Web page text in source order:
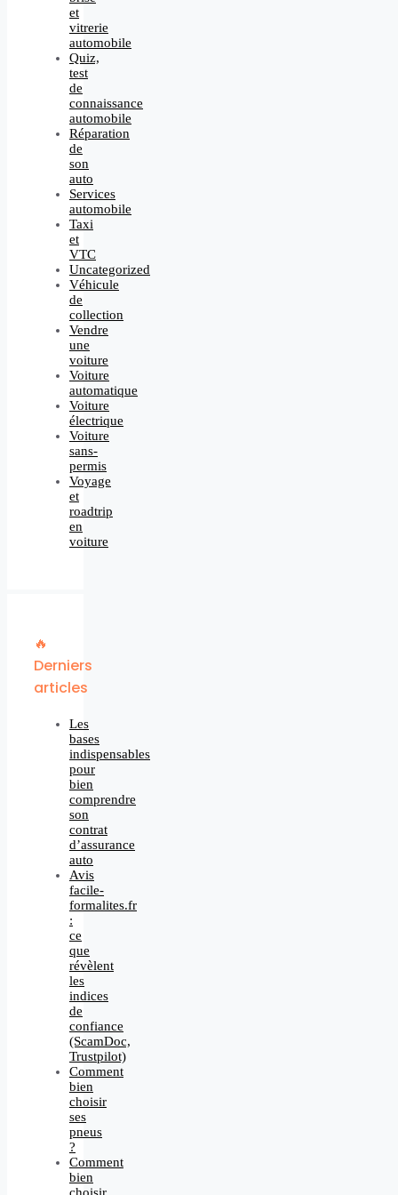
et
vitrerie
automobile
Quiz,
test
de
connaissance
automobile
Réparation
de
son
auto
Services
automobile
Taxi
et
VTC
Uncategorized
Véhicule
de
collection
Vendre
une
voiture
Voiture
automatique
Voiture
électrique
Voiture
sans-
permis
Voyage
et
roadtrip
en
voiture
🔥
Derniers
articles
Les
bases
indispensables
pour
bien
comprendre
son
contrat
d’assurance
auto
Avis
facile-
formalites.fr
:
ce
que
révèlent
les
indices
de
confiance
(ScamDoc,
Trustpilot)
Comment
bien
choisir
ses
pneus
?
Comment
bien